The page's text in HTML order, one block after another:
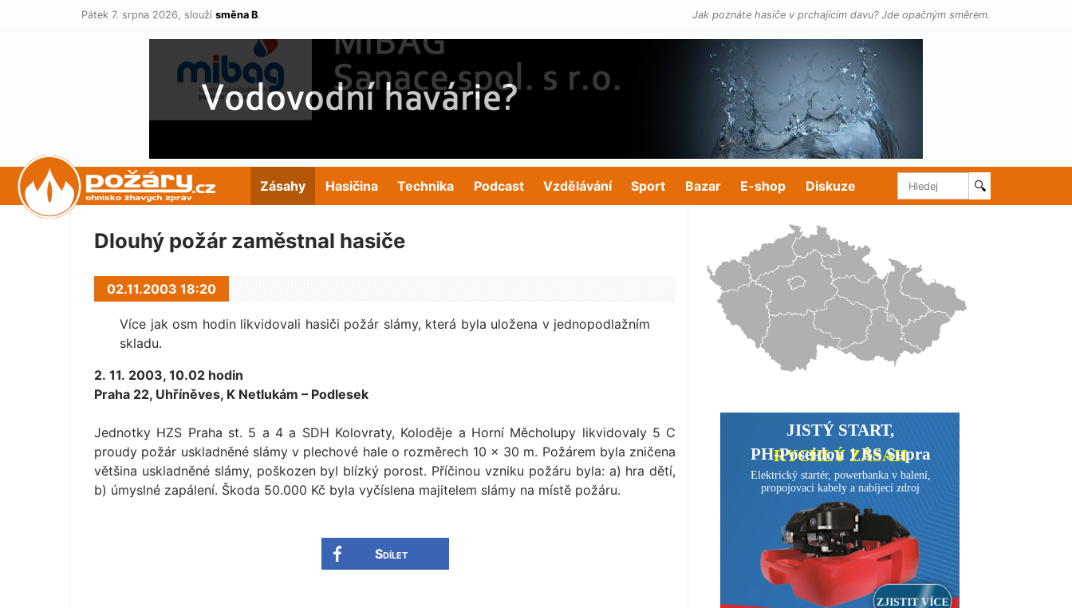
Pátek 7. srpna 2026, slouží směna B. Jak poznáte hasiče v prchajícím davu? Jde opačným směrem.
POŽÁRY.cz Zásahy Hasičina Technika Podcast Vzdělávání Sport Bazar E-shop Diskuze 🔍
Dlouhý požár zaměstnal hasiče
02.11.2003 18:20
Více jak osm hodin likvidovali hasiči požár slámy, která byla uložena v jednopodlažním
skladu.
2. 11. 2003, 10.02 hodin
Praha 22, Uhříněves, K Netlukám – Podlesek
Jednotky HZS Praha st. 5 a 4 a SDH Kolovraty, Koloděje a Horní Měcholupy likvidovaly 5 C
proudy požár uskladněné slámy v plechové hale o rozměrech 10 × 30 m. Požárem byla zničena
většina uskladněné slámy, poškozen byl blízký porost. Příčinou vzniku požáru byla: a) hra dětí,
b) úmyslné zapálení. Škoda 50.000 Kč byla vyčíslena majitelem slámy na místě požáru.
Sdílet